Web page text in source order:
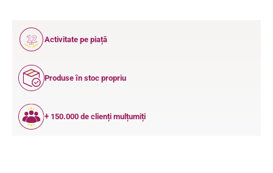
12
ANI
Activitate pe piață
Produse în stoc propriu
+ 150.000 de clienți mulțumiți